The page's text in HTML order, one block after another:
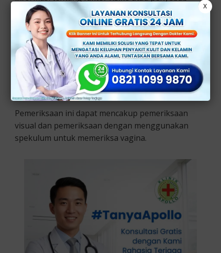
yang mungkin terkait dengan vulvitis.
Pemeriksaan fisik
Ahli medis akan memeriksa vulva dan area genital
pasien untuk mencari tanda-tanda peradangan
atau iritasi.
Pemeriksaan ini dapat mencakup pemeriksaan
visual dan pemeriksaan dengan menggunakan
spekulum untuk memeriksa vagina.
X